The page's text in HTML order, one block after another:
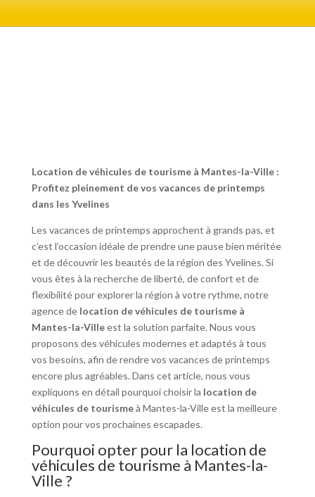
Location de véhicules de tourisme à Mantes-la-Ville :
Profitez pleinement de vos vacances de printemps
dans les Yvelines
Les vacances de printemps approchent à grands pas, et
c’est l’occasion idéale de prendre une pause bien méritée
et de découvrir les beautés de la région des Yvelines. Si
vous êtes à la recherche de liberté, de confort et de
flexibilité pour explorer la région à votre rythme, notre
agence de location de véhicules de tourisme à
Mantes-la-Villeest la solution parfaite. Nous vous
proposons des véhicules modernes et adaptés à tous
vos besoins, afin de rendre vos vacances de printemps
encore plus agréables. Dans cet article, nous vous
expliquons en détail pourquoi choisir la location de
véhicules de tourismeà Mantes-la-Ville est la meilleure
option pour vos prochaines escapades.
Pourquoi opter pour la location de
véhicules de tourisme à Mantes-la-
Ville ?